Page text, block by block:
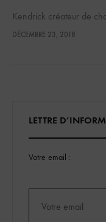
Kendrick créateur de
DÉCEMBRE 23, 2018
LETTRE
Votre email :